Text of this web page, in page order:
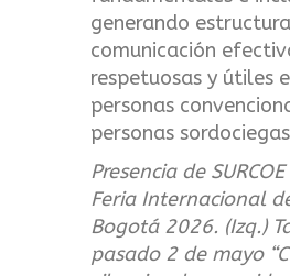
generando
comunicación
respetuosas y útiles
personas
personas
Presencia de
Feria Internacional
Bogotá 2026. (Izq.)
pasado 2 de mayo